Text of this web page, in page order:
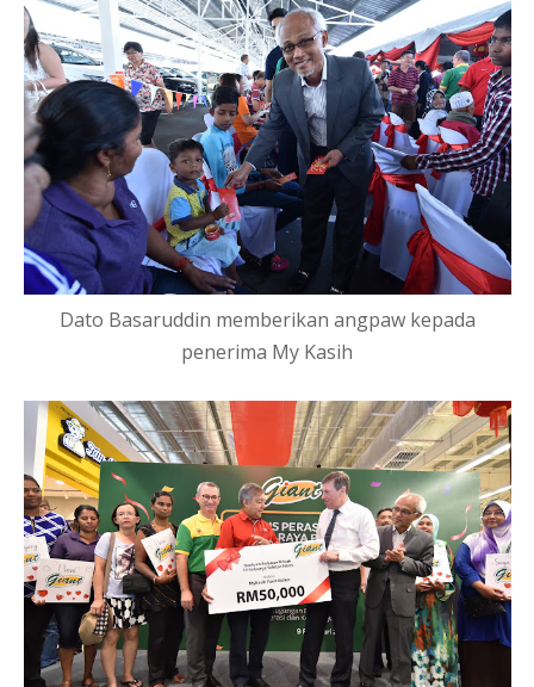
Dato Basaruddin memberikan angpaw kepada
penerima My Kasih